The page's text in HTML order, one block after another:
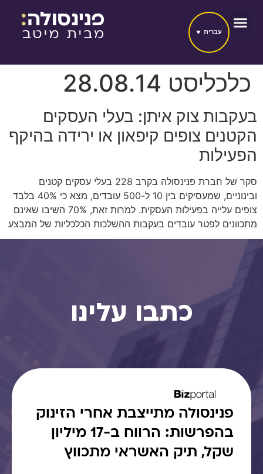
עברית
כלכליסט 28.08.14
בעקבות צוק איתן: בעלי העסקים
הקטנים צופים קיפאון או ירידה בהיקף
הפעילות
סקר של חברת פנינסולה בקרב 228 בעלי עסקים קטנים
ובינוניים, שמעסיקים בין 10 ל-500 עובדים, מצא כי 40% בלבד
צופים עלייה בפעילות העסקית. למרות זאת, 70% השיבו שאינם
מתכוונים לפטר עובדים בעקבות ההשלכות הכלכליות של המבצע
כתבו עלינו
פנינסולה מתייצבת אחרי הזינוק
בהפרשות: הרווח ב-17 מיליון
שקל, תיק האשראי מתכווץ